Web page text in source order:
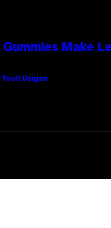
Gummies Make
Ysolt Usigan